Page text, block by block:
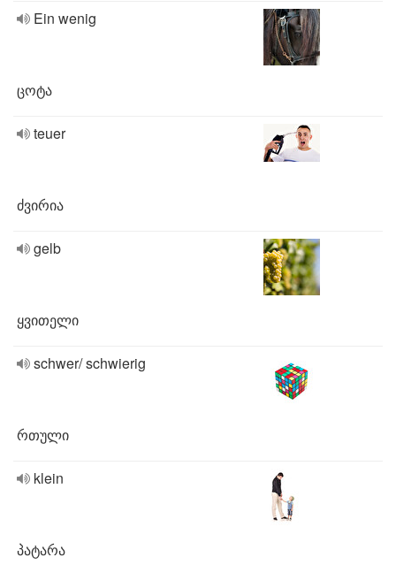
Ein wenig
ცოტა
teuer
ძვირია
gelb
ყვითელი
schwer/ schwierig
რთული
klein
პატარა